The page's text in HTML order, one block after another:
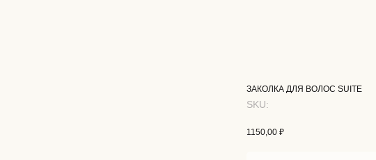
ЗАКОЛКА ДЛЯ ВОЛОС SUITE
SKU:
1150,00 ₽